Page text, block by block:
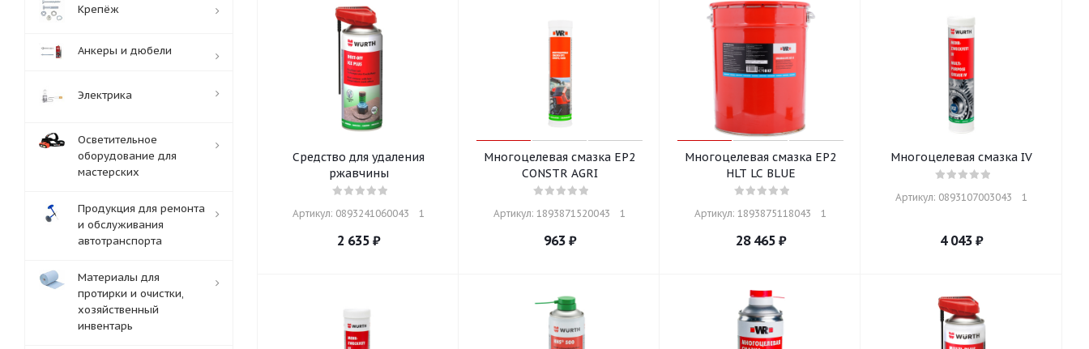
Средство для удаления
ржавчины
Артикул: 0893241060043    1
2 635 ₽
Многоцелевая смазка EP2
CONSTR AGRI
Артикул: 1893871520043    1
963₽
Многоцелевая смазка EP2
HLT LC BLUE
Артикул: 1893875118043    1
28 465₽
Многоцелевая смазка IV
Артикул: 0893107003043    1
4 043 ₽
Крепёж
Анкеры и дюбели
Электрика
Осветительное
оборудование для
мастерских
Продукция для ремонта
и обслуживания
автотранспорта
Материалы для
протирки и очистки,
хозяйственный
инвентарь